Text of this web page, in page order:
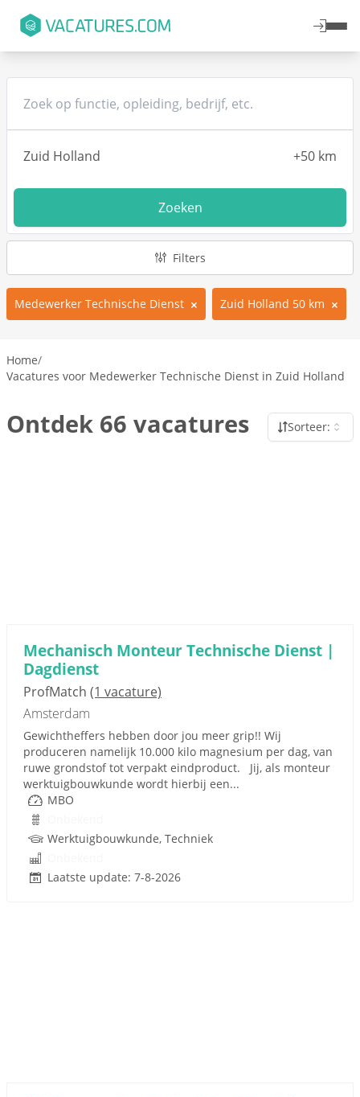
Zoeken
Filters
Medewerker Technische Dienst Zuid Holland 50 km
Home/
Vacatures voor Medewerker Technische Dienst in Zuid Holland
Ontdek 66 vacatures Sorteer:
Mechanisch Monteur Technische Dienst |
Dagdienst
ProfMatch (1 vacature)
Amsterdam
Gewichtheffers hebben door jou meer grip!! Wij
produceren namelijk 10.000 kilo magnesium per dag, van
ruwe grondstof tot verpakt eindproduct. Jij, als monteur
werktuigbouwkunde wordt hierbij een...
MBO
Werktuigbouwkunde, Techniek
Laatste update: 7-8-2026